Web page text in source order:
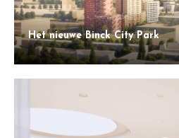
Het nieuwe Binck City Park